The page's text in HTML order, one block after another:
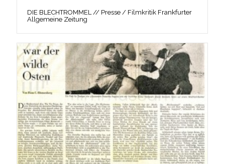
DIE BLECHTROMMEL // Presse / Filmkritik Frankfurter
Allgemeine Zeitung